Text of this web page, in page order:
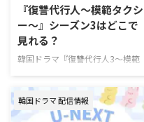
『復讐代行人～模範タクシ
ー～』シーズン3はどこで
見れる？
韓国ドラマ『復讐代行人3～模範
タクシー～』を視聴できる動画配
信サービスやあらすじ、キャスト
の情報をまとめた。 韓国ドラマ
『復讐代行人3～模範タクシー
韓国ドラマ 配信情報